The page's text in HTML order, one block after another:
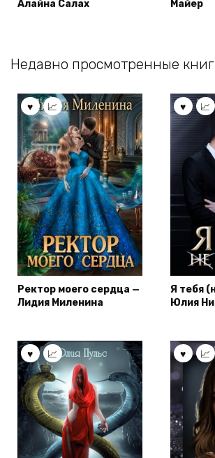
Алайна Салах
Майер
Недавно просмотренные
Ректор моего сердца —
Лидия Миленина
Я тебя
Юлия